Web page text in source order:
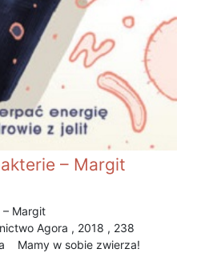
– Margit
– Margit
Agora , 2018 , 238
Mamy w sobie zwierza!